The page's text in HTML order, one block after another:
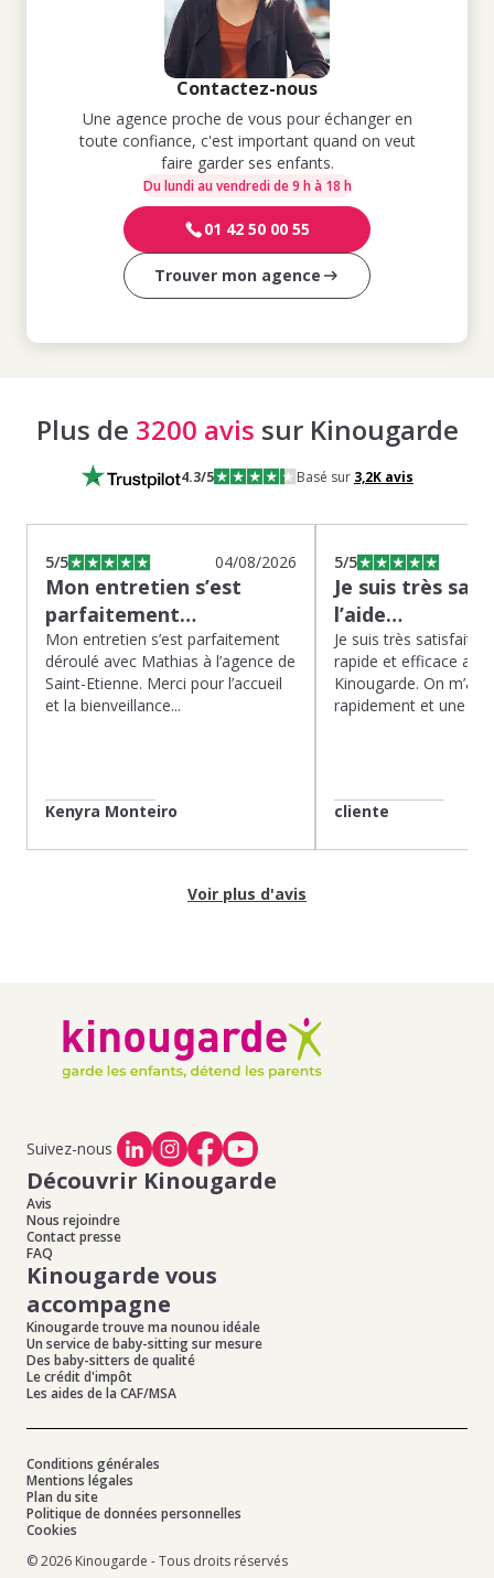
Contactez-nous
Une agence proche de vous pour échanger en
toute confiance, c'est important quand on veut
faire garder ses enfants.
Du lundi au vendredi de 9 h à 18 h
01 42 50 00 55
Trouver mon agence
Plus de 3200 avis sur Kinougarde
4.3/5 Basé sur 3,2Kavis
5/5 04/08/2026
Mon entretien s’est
parfaitement…
Mon entretien s’est parfaitement
déroulé avec Mathias à l’agence de
Saint-Etienne. Merci pour l’accueil
et la bienveillance...
Kenyra Monteiro
5/5
Je suis très
l’aide…
Je suis très satisfaite
rapide et efficace
Kinougarde. On m’a
rapidement et une
cliente
Voir plus d'avis
Suivez-nous
Découvrir Kinougarde
Avis
Nous rejoindre
Contact presse
FAQ
Kinougarde vous
accompagne
Kinougarde trouve ma nounou idéale
Un service de baby-sitting sur mesure
Des baby-sitters de qualité
Le crédit d'impôt
Les aides de la CAF/MSA
Conditions générales
Mentions légales
Plan du site
Politique de données personnelles
Cookies
© 2026 Kinougarde - Tous droits réservés